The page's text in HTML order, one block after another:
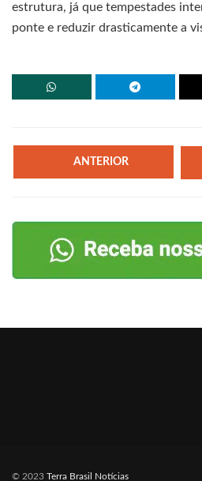
estrutura, já que tempestades
ponte e reduzir drasticamente a
ANTERIOR
© 2023 Terra Brasil Notícias